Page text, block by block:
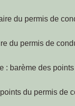
du permis de
du permis de
: barème des
du permis de